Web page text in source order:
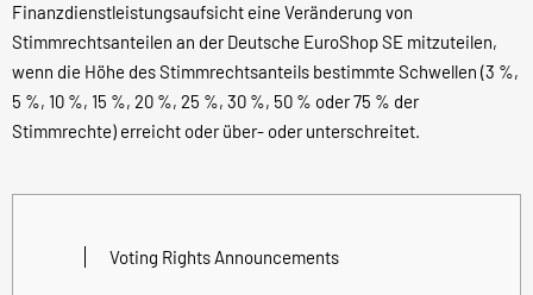
Finanzdienstleistungsaufsicht eine Veränderung von
Stimmrechtsanteilen an der Deutsche EuroShop SE mitzuteilen,
wenn die Höhe des Stimmrechtsanteils bestimmte Schwellen (3 %,
5 %, 10 %, 15 %, 20 %, 25 %, 30 %, 50 % oder 75 % der
Stimmrechte) erreicht oder über- oder unterschreitet.
Voting Rights Announcements